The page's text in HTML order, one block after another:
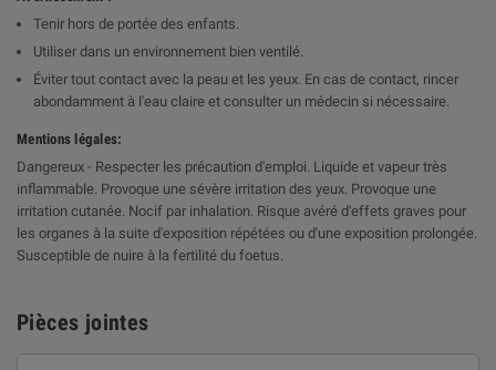
Tenir hors de portée des enfants.
Utiliser dans un environnement bien ventilé.
Éviter tout contact avec la peau et les yeux. En cas de contact, rincer
abondamment à l'eau claire et consulter un médecin si nécessaire.
Mentions légales:
Dangereux - Respecter les précaution d'emploi. Liquide et vapeur très
inflammable. Provoque une sévère irritation des yeux. Provoque une
irritation cutanée. Nocif par inhalation. Risque avéré d'effets graves pour
les organes à la suite d'exposition répétées ou d'une exposition prolongée.
Susceptible de nuire à la fertilité du foetus.
Pièces jointes